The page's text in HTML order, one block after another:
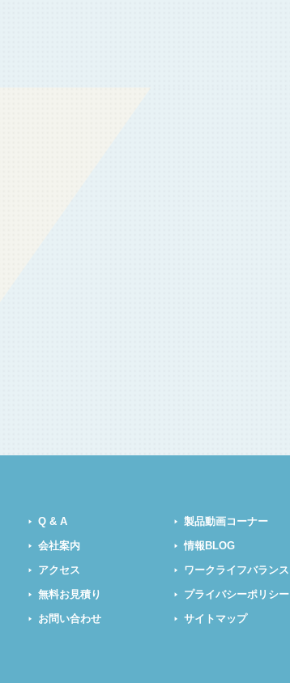
Q & A
会社案内
アクセス
無料お見積り
お問い合わせ
製品動画コーナー
情報BLOG
ワークライフバランス
プライバシーポリシー
サイトマップ